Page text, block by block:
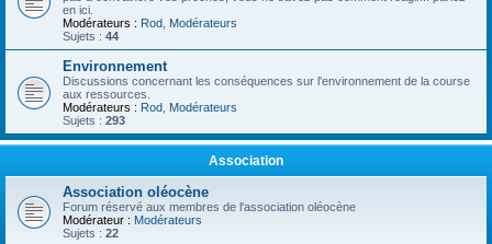
en ici.
Modérateurs : Rod Modérateurs
Sujets : 44
Environnement
Discussions concernant les conséquences sur l'environnement de la course
aux ressources.
Modérateurs : Rod Modérateurs
Sujets : 293
Association
Association oléocène
Forum réservé aux membres de l'association oléocène
Modérateur : Modérateurs
Sujets : 22